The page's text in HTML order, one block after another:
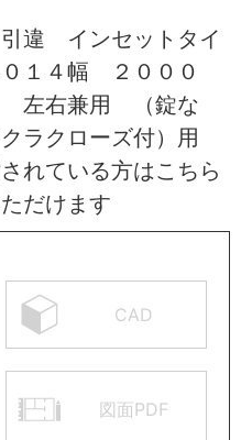
違 インセットタイ
１４幅 ２０００
左右兼用 （錠な
ラクローズ付）用
れている方はこちら
だけます
CAD
図面PDF